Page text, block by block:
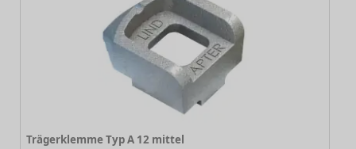
Trägerklemme Typ A 12 mittel